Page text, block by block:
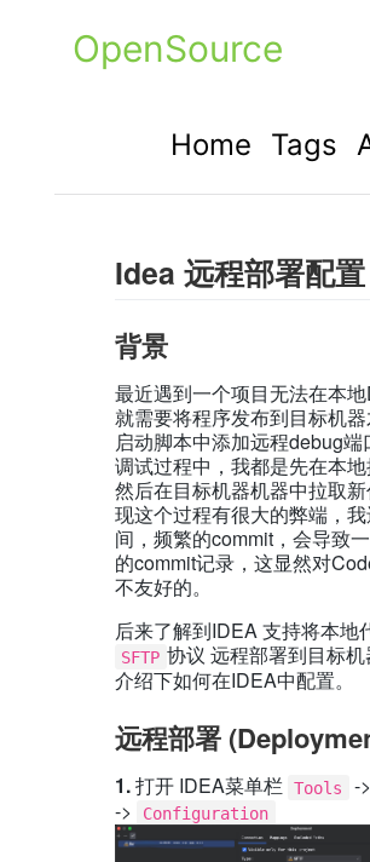
OpenSource
Home Tags
Idea 远程部署配置
背景
最近遇到一个项目无法在本
就需要将程序发布到目标机
启动脚本中添加远程debug端
调试过程中，我都是先在本地
然后在目标机器机器中拉取
现这个过程有很大的弊端，
间，频繁的commit，会导致
的commit记录，这显然对
不友好的。
后来了解到IDEA 支持将本地
SFTP 协议 远程部署到目标
介绍下如何在IDEA中配置。
远程部署
1.打开 IDEA菜单栏 Tools ->
-> Configuration